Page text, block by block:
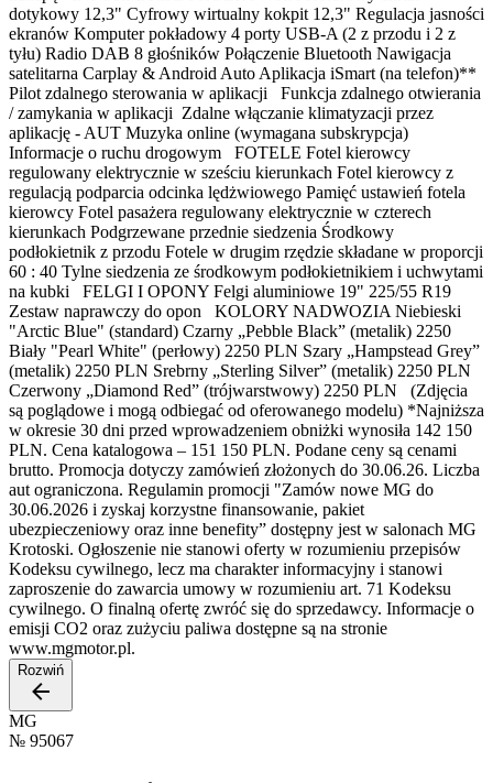
dotykowy 12,3" Cyfrowy wirtualny kokpit 12,3" Regulacja jasności
ekranów Komputer pokładowy 4 porty USB-A (2 z przodu i 2 z
tyłu) Radio DAB 8 głośników Połączenie Bluetooth Nawigacja
satelitarna Carplay & Android Auto Aplikacja iSmart (na telefon)**
Pilot zdalnego sterowania w aplikacji Funkcja zdalnego otwierania
/ zamykania w aplikacji Zdalne włączanie klimatyzacji przez
aplikację - AUT Muzyka online (wymagana subskrypcja)
Informacje o ruchu drogowym FOTELE Fotel kierowcy
regulowany elektrycznie w sześciu kierunkach Fotel kierowcy z
regulacją podparcia odcinka lędżwiowego Pamięć ustawień fotela
kierowcy Fotel pasażera regulowany elektrycznie w czterech
kierunkach Podgrzewane przednie siedzenia Środkowy
podłokietnik z przodu Fotele w drugim rzędzie składane w proporcji
60 : 40 Tylne siedzenia ze środkowym podłokietnikiem i uchwytami
na kubki FELGI I OPONY Felgi aluminiowe 19" 225/55 R19
Zestaw naprawczy do opon KOLORY NADWOZIA Niebieski
"Arctic Blue" (standard) Czarny „Pebble Black” (metalik) 2250
Biały "Pearl White" (perłowy) 2250 PLN Szary „Hampstead Grey”
(metalik) 2250 PLN Srebrny „Sterling Silver” (metalik) 2250 PLN
Czerwony „Diamond Red” (trójwarstwowy) 2250 PLN (Zdjęcia
są poglądowe i mogą odbiegać od oferowanego modelu) *Najniższa
w okresie 30 dni przed wprowadzeniem obniżki wynosiła 142 150
PLN. Cena katalogowa – 151 150 PLN. Podane ceny są cenami
brutto. Promocja dotyczy zamówień złożonych do 30.06.26. Liczba
aut ograniczona. Regulamin promocji "Zamów nowe MG do
30.06.2026 i zyskaj korzystne finansowanie, pakiet
ubezpieczeniowy oraz inne benefity” dostępny jest w salonach MG
Krotoski. Ogłoszenie nie stanowi oferty w rozumieniu przepisów
Kodeksu cywilnego, lecz ma charakter informacyjny i stanowi
zaproszenie do zawarcia umowy w rozumieniu art. 71 Kodeksu
cywilnego. O finalną ofertę zwróć się do sprzedawcy. Informacje o
emisji CO2 oraz zużyciu paliwa dostępne są na stronie
www.mgmotor.pl.
Rozwiń
MG
№ 95067